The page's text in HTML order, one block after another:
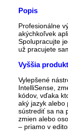
Popis
Profesionálne
akýchkoľvek
Spolupracujte
už pracujete
Vyššia
Vylepšené
IntelliSense,
kódov, vďaka
aký jazyk alebo
sústrediť sa na
zmien alebo
– priamo v